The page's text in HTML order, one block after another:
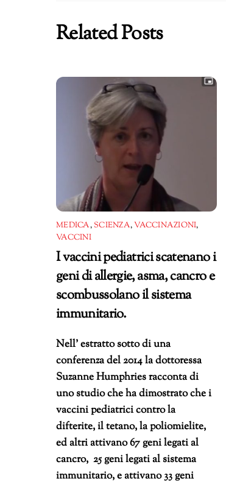
Related Posts
MEDICA,SCIENZA,VACCINAZIONI,
VACCINI
I vaccini pediatrici scatenano i
geni di allergie, asma, cancro e
scombussolano il sistema
immunitario.
Nell’ estratto sotto di una
conferenza del 2014 la dottoressa
Suzanne Humphries racconta di
uno studio che ha dimostrato che i
vaccini pediatrici contro la
difterite, il tetano, la poliomielite,
ed altri attivano 67 geni legati al
cancro, 25 geni legati al sistema
immunitario, e attivano 33 geni